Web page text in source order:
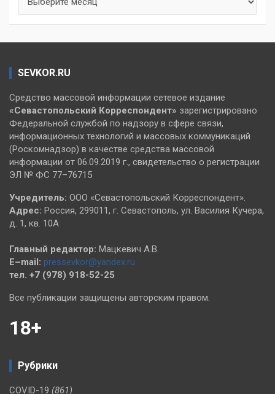
SEVKOR.RU
Средство массовой информации сетевое издание
«Севастопольский Корреспондент» зарегистрировано
Федеральной службой по надзору в сфере связи,
информационных технологий и массовых коммуникаций
(Роскомнадзор) в качестве средства массовой
информации от 06.09.2019 г., свидетельство о регистрации
ЭЛ № ФС 77–76715
Учредитель: ООО «Севастопольский Корреспондент».
Адрес: Россия, 299011, г. Севастополь, ул. Василия Кучера,
д. 1, кв. 10А
Главный редактор: Мацкевич А.В.
E–mail: pressevkor@yandex.ru
тел. +7 (978) 918-52-25
Все публикации защищены авторским правом.
18+
Рубрики
COVID-19 (861)